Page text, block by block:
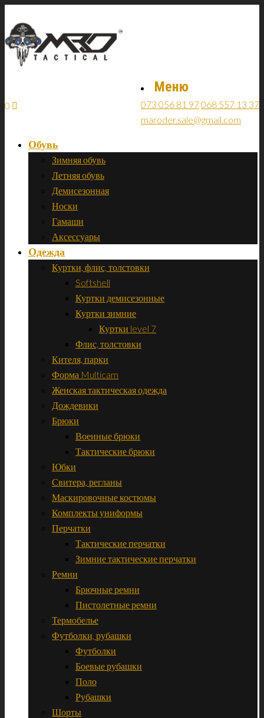
Меню
073 056 81 97068 557 13 37
maroder.sale@gmail.com
Обувь
Зимняя обувь
Летняя обувь
Демисезонная
Носки
Гамаши
Аксессуары
Одежда
Куртки, флис, толстовки
Softshell
Куртки демисезонные
Куртки зимние
Куртки level 7
Флис, толстовки
Кителя, парки
Форма Multicam
Женская тактическая одежда
Дождевики
Брюки
Военные брюки
Тактические брюки
Юбки
Свитера, регланы
Маскировочные костюмы
Комплекты униформы
Перчатки
Тактические перчатки
Зимние тактические перчатки
Ремни
Брючные ремни
Пистолетные ремни
Термобелье
Футболки, рубашки
Футболки
Боевые рубашки
Поло
Рубашки
Шорты
0